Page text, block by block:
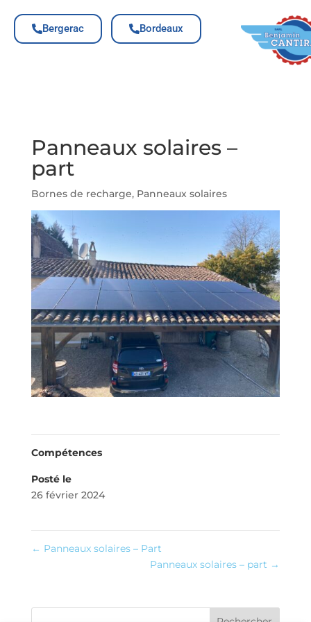
Bergerac Bordeaux
Panneaux solaires –
part
Bornes de recharge, Panneaux solaires
Compétences
Posté le
26 février 2024
← Panneaux solaires – Part
Panneaux solaires – part →